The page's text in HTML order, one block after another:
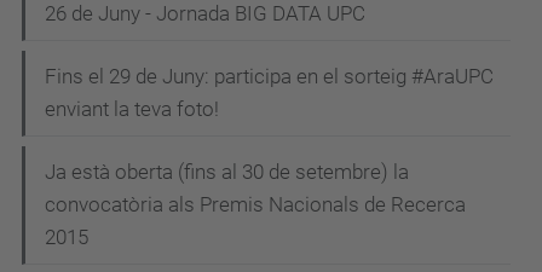
26 de Juny - Jornada BIG DATA UPC
Fins el 29 de Juny: participa en el sorteig #AraUPC
enviant la teva foto!
Ja està oberta (fins al 30 de setembre) la
convocatòria als Premis Nacionals de Recerca
2015